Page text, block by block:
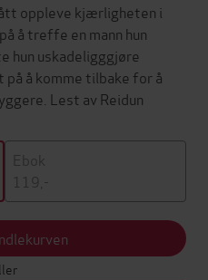
oppleve kjærligheten i
å treffe en mann hun
hun uskadeligggjøre
å komme tilbake for å
Lest av Reidun
Ebok
119,-